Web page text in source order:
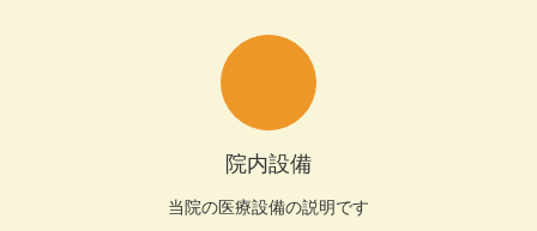
院内設備
当院の医療設備の説明です